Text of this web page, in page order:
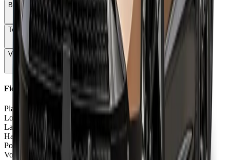
Budget total 88
Technologie
Vie à bord
Fiche Technique
Places
5 places
Longueur
4.57
Largeur
1.81
Hauteur1.66
m
Poids à vide
1439 - 1583
kg
Volume coffre 444 - 667